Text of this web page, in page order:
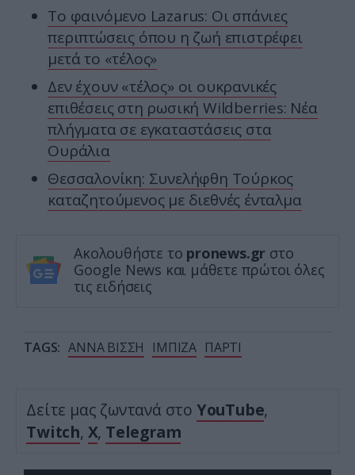
Το φαινόμενο Lazarus: Οι σπάνιες
περιπτώσεις όπου η ζωή επιστρέφει
μετά το «τέλος»
Δεν έχουν «τέλος» οι ουκρανικές
επιθέσεις στη ρωσική Wildberries: Νέα
πλήγματα σε εγκαταστάσεις στα
Ουράλια
Θεσσαλονίκη: Συνελήφθη Τούρκος
καταζητούμενος με διεθνές ένταλμα
Ακολουθήστε το pronews.gr στο
Google News και μάθετε πρώτοι όλες
τις ειδήσεις
TAGS: ΑΝΝΑ ΒΙΣΣΗ ΙΜΠΙΖΑ ΠΑΡΤΙ
Δείτε μας ζωντανά στο YouTube,
Twitch, X, Telegram